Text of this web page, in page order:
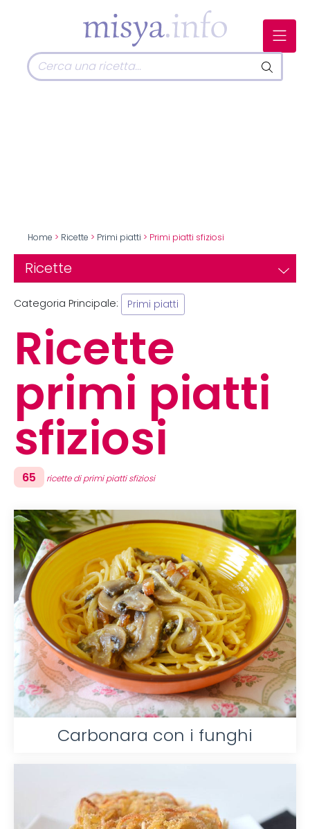
Home > Ricette > Primi piatti > Primi piatti sfiziosi
Ricette
Categoria Principale: Primi piatti
Ricette
primi piatti
sfiziosi
65 ricette di primi piatti sfiziosi
Carbonara con i funghi